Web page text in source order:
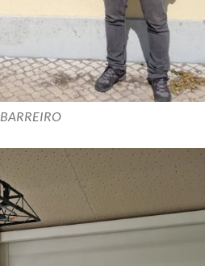
BARREIRO